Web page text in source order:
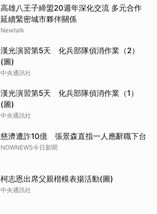
高雄八王子締盟20週年深化交流 多元合作
延續緊密城市夥伴關係
Newtalk
漢光演習第5天 化兵部隊偵消作業（2）
(圖)
中央通訊社
漢光演習第5天 化兵部隊偵消作業（1）
(圖)
中央通訊社
慈濟遭詐10億 張景森直指一人應辭職下台
NOWNEWS今日新聞
柯志恩出席父親楷模表揚活動(圖)
中央通訊社